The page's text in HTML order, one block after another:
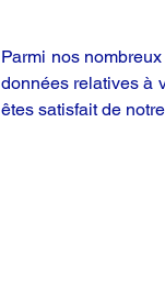
Parmi nos
données relatives à
êtes satisfait de